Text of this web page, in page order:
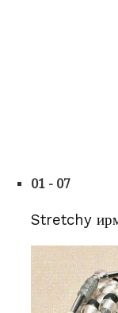
01 - 07
Stretchy